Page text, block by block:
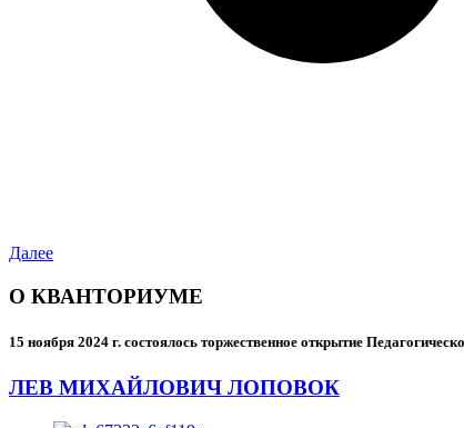
Далее
О КВАНТОРИУМЕ
15 ноября 2024 г. состоялось торжественное открытие
ЛЕВ МИХАЙЛОВИЧ ЛОПОВОК